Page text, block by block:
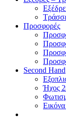
Προσφορές
Second Hand
Ήχος